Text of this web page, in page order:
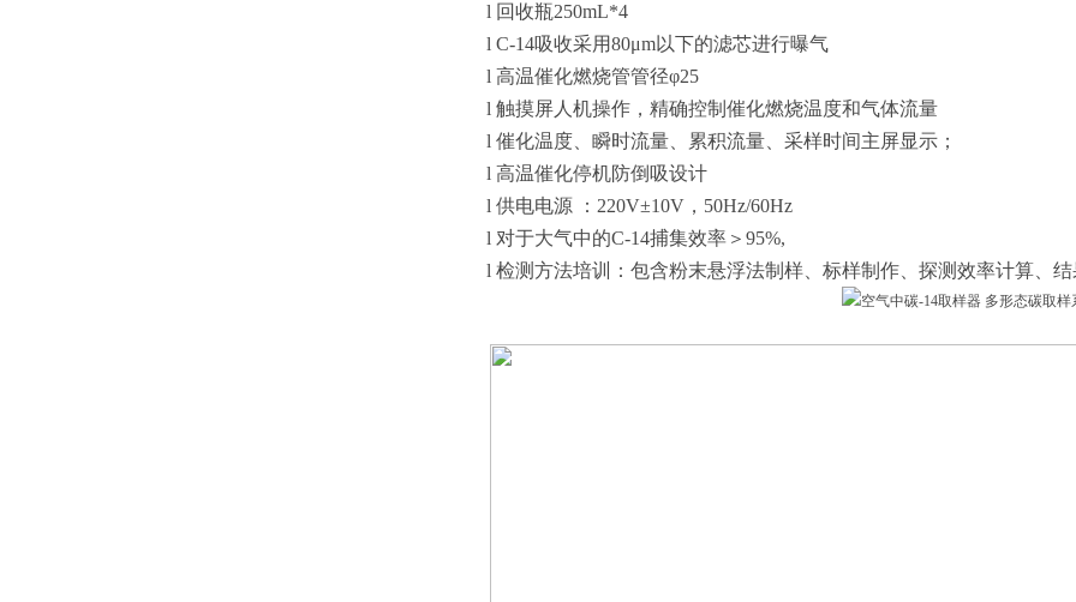
l 回收瓶250mL*4
l C-14吸收采用80μm以下的滤芯进行曝气
l 高温催化燃烧管管径φ25
l 触摸屏人机操作，精确控制催化燃烧温度和气体流量
l 催化温度、瞬时流量、累积流量、采样时间主屏显示；
l 高温催化停机防倒吸设计
l 供电电源 ： 220V±10V，50Hz/60Hz
l 对于大气中的C-14捕集效率＞95%,
l 检测方法培训：包含粉末悬浮法制样、标样制作、探测效率计算、